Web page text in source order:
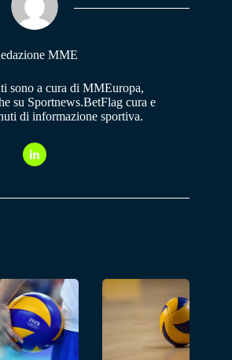
MME
sono a cura di MMEuropa,
su Sportnews.BetFlag cura e
di informazione sportiva.